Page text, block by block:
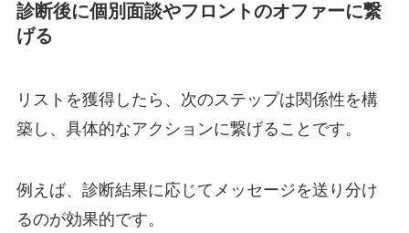
診断後に個別面談やフロントのオファーに繋
げる
リストを獲得したら、次のステップは関係性を構
築し、具体的なアクションに繋げることです。
例えば、診断結果に応じてメッセージを送り分け
るのが効果的です。